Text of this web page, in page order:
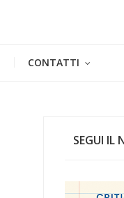
CONTATTI
SEGUI IL